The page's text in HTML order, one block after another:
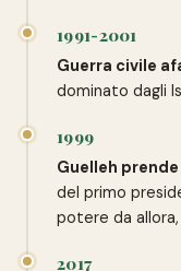
1991-2001
Guerra civile
dominato dagli
1999
Guelleh
del primo
potere da allora,
2017